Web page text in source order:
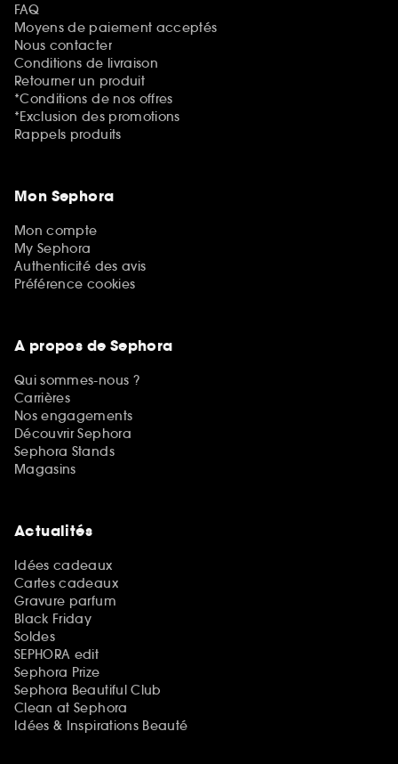
FAQ
Moyens de paiement acceptés
Nous contacter
Conditions de livraison
Retourner un produit
*Conditions de nos offres
*Exclusion des promotions
Rappels produits
Mon Sephora
Mon compte
My Sephora
Authenticité des avis
Préférence cookies
A propos de Sephora
Qui sommes-nous ?
Carrières
Nos engagements
Découvrir Sephora
Sephora Stands
Magasins
Actualités
Idées cadeaux
Cartes cadeaux
Gravure parfum
Black Friday
Soldes
SEPHORA edit
Sephora Prize
Sephora Beautiful Club
Clean at Sephora
Idées & Inspirations Beauté